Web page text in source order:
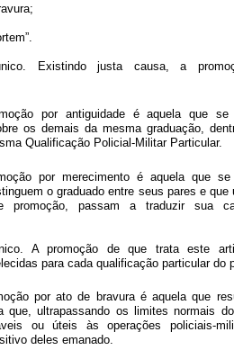
Existindo justa causa, a
por antiguidade é aquela que se
os demais da mesma graduação,
Qualificação Policial-Militar Particular.
por merecimento é aquela que
o graduado entre seus pares e
passam a traduzir sua
A promoção de que trata este
para cada qualificação particular do
por ato de bravura é aquela que
que, ultrapassando os limites normais
ou úteis às operações policiais-
deles emanado.